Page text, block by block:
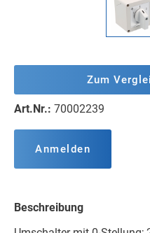
Zum
Art.Nr.: 70002239
Anmelden
Beschreibung